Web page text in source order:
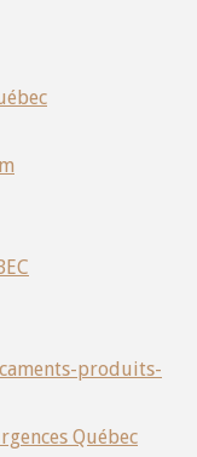
produits-
Québec